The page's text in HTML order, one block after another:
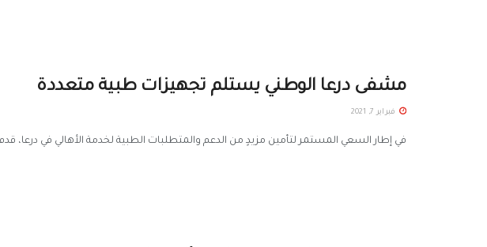
مشفى درعا الوطني يستلم تجهيزات طبية متعددة
فبراير 7, 2021
في إطار السعي المستمر لتأمين مزيدٍ من الدعم والمتطلبات الطبية لخدمة الأهالي في درعا،